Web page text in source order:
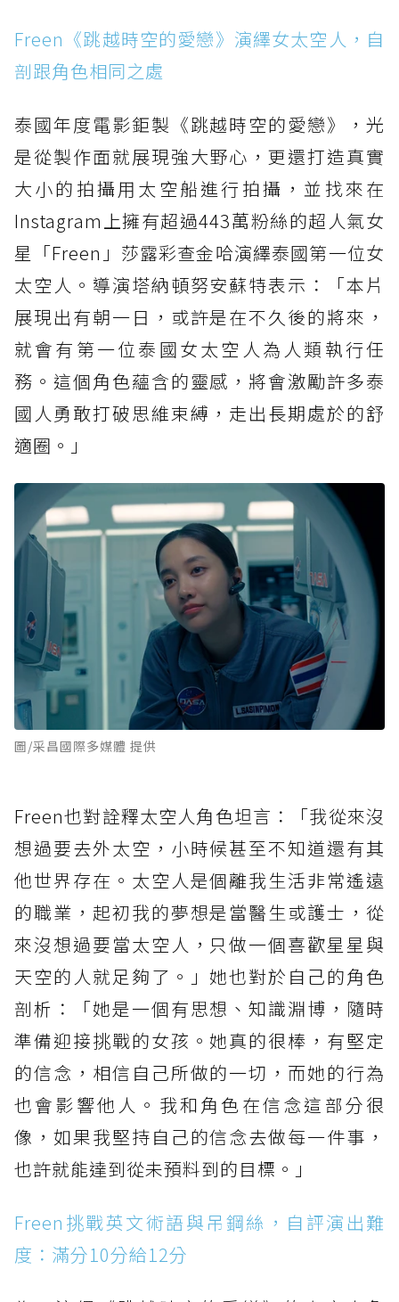
Freen《跳越時空的愛戀》演繹女太空人，自
剖跟角色相同之處
泰國年度電影鉅製《跳越時空的愛戀》，光
是從製作面就展現強大野心，更還打造真實
大小的拍攝用太空船進行拍攝，並找來在
Instagram上擁有超過443萬粉絲的超人氣女
星「Freen」莎露彩查金哈演繹泰國第一位女
太空人。導演塔納頓努安蘇特表示：「本片
展現出有朝一日，或許是在不久後的將來，
就會有第一位泰國女太空人為人類執行任
務。這個角色蘊含的靈感，將會激勵許多泰
國人勇敢打破思維束縛，走出長期處於的舒
適圈。」
圖/采昌國際多媒體 提供
Freen也對詮釋太空人角色坦言：「我從來沒
想過要去外太空，小時候甚至不知道還有其
他世界存在。太空人是個離我生活非常遙遠
的職業，起初我的夢想是當醫生或護士，從
來沒想過要當太空人，只做一個喜歡星星與
天空的人就足夠了。」她也對於自己的角色
剖析：「她是一個有思想、知識淵博，隨時
準備迎接挑戰的女孩。她真的很棒，有堅定
的信念，相信自己所做的一切，而她的行為
也會影響他人。我和角色在信念這部分很
像，如果我堅持自己的信念去做每一件事，
也許就能達到從未預料到的目標。」
Freen挑戰英文術語與吊鋼絲，自評演出難
度：滿分10分給12分